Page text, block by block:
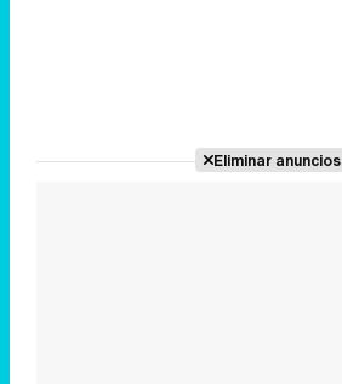
Eliminar anuncios